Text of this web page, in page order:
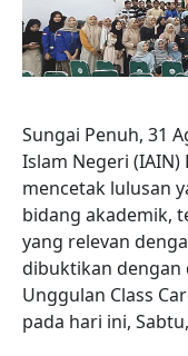
Sungai Penuh, 31
Islam Negeri
mencetak lulusan
bidang akademik,
yang relevan
dibuktikan dengan
Unggulan Class
pada hari ini,